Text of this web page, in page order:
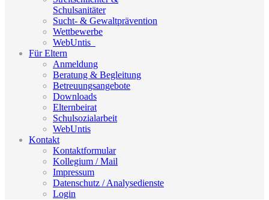
Schulsanitäter
Sucht- & Gewaltprävention
Wettbewerbe
WebUntis_
Für Eltern
Anmeldung
Beratung & Begleitung
Betreuungsangebote
Downloads
Elternbeirat
Schulsozialarbeit
WebUntis
Kontakt
Kontaktformular
Kollegium / Mail
Impressum
Datenschutz / Analysedienste
Login